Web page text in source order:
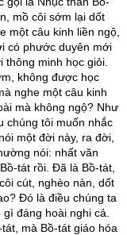
mồ côi sớm lại dốt
một câu kinh liền ngộ,
có phước duyên mới
minh học giỏi.
không được học
nghe một câu kinh
mà không ngộ? Như
chúng tôi muốn nhắc
một đời này, ra đời,
nói: nhất văn
tát rồi. Đã là Bồ-tát,
cút, nghèo nàn, dốt
Đó là điều chúng ta
đáng hoài nghi cả.
mà Bồ-tát giáo hóa